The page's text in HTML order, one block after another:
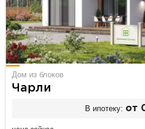
Дом из блоков
Чарли
В ипотеку: от